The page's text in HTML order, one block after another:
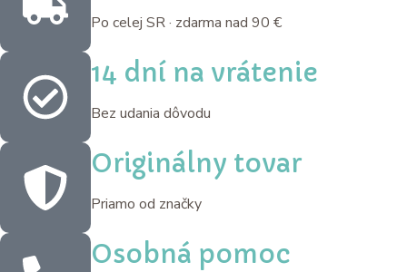
Po celej SR · zdarma nad 90 €
14 dní na vrátenie
Bez udania dôvodu
Originálny tovar
Priamo od značky
Osobná pomoc